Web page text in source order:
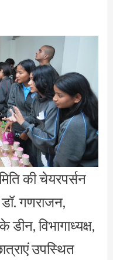
की चेयरपर्सन
डॉ. गणराजन,
विभागाध्यक्ष,
उपस्थित